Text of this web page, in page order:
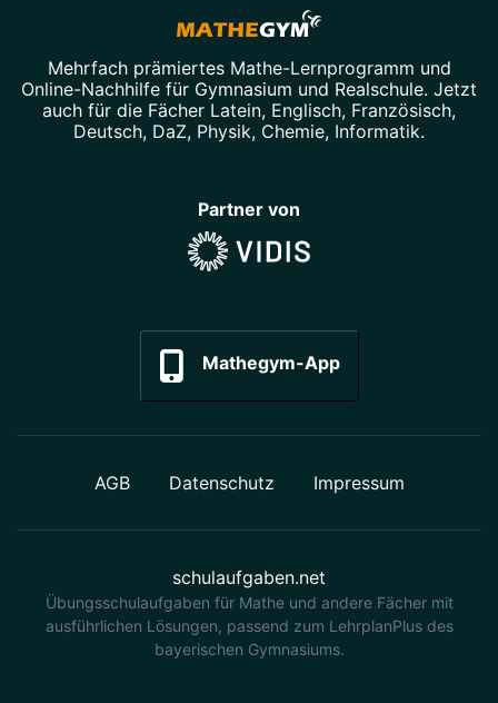
Mehrfach prämiertes Mathe-Lernprogramm und
Online-Nachhilfe für Gymnasium und Realschule. Jetzt
auch für die Fächer Latein, Englisch, Französisch,
Deutsch, DaZ, Physik, Chemie, Informatik.
Partner von
Mathegym-App
AGB Datenschutz Impressum
schulaufgaben.net
Übungsschulaufgaben für Mathe und andere Fächer mit
ausführlichen Lösungen, passend zum LehrplanPlus des
bayerischen Gymnasiums.